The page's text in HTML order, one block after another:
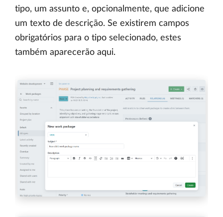
tipo, um assunto e, opcionalmente, que adicione
um texto de descrição. Se existirem campos
obrigatórios para o tipo selecionado, estes
também aparecerão aqui.